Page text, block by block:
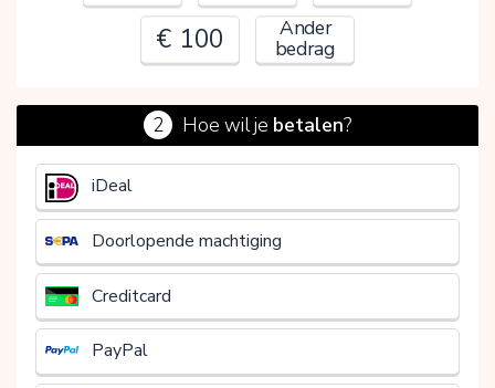
€ 100
Ander
bedrag
€
2 Hoe wil je betalen?
iDeal
Doorlopende machtiging
Creditcard
PayPal